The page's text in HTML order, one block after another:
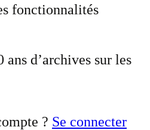
fonctionnalités
d’archives sur les
? Se connecter